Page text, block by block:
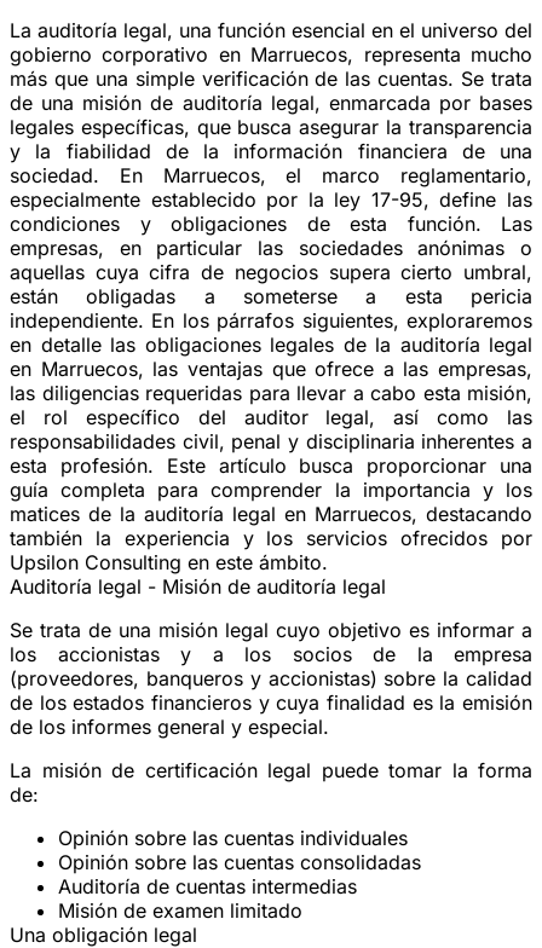
La auditoría legal, una función esencial en el universo del
gobierno corporativo en Marruecos, representa mucho
más que una simple verificación de las cuentas. Se trata
de una misión de auditoría legal, enmarcada por bases
legales específicas, que busca asegurar la transparencia
y la fiabilidad de la información financiera de una
sociedad. En Marruecos, el marco reglamentario,
especialmente establecido por la ley 17-95, define las
condiciones y obligaciones de esta función. Las
empresas, en particular las sociedades anónimas o
aquellas cuya cifra de negocios supera cierto umbral,
están obligadas a someterse a esta pericia
independiente. En los párrafos siguientes, exploraremos
en detalle las obligaciones legales de la auditoría legal
en Marruecos, las ventajas que ofrece a las empresas,
las diligencias requeridas para llevar a cabo esta misión,
el rol específico del auditor legal, así como las
responsabilidades civil, penal y disciplinaria inherentes a
esta profesión. Este artículo busca proporcionar una
guía completa para comprender la importancia y los
matices de la auditoría legal en Marruecos, destacando
también la experiencia y los servicios ofrecidos por
Upsilon Consulting en este ámbito.
Auditoría legal - Misión de auditoría legal
Se trata de una misión legal cuyo objetivo es informar a
los accionistas y a los socios de la empresa
(proveedores, banqueros y accionistas) sobre la calidad
de los estados financieros y cuya finalidad es la emisión
de los informes general y especial.
La misión de certificación legal puede tomar la forma
de:
Opinión sobre las cuentas individuales
Opinión sobre las cuentas consolidadas
Auditoría de cuentas intermedias
Misión de examen limitado
Una obligación legal